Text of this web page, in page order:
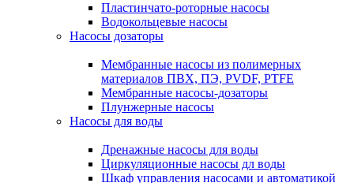
Пластинчато-роторные насосы
Водокольцевые насосы
Насосы дозаторы
Мембранные насосы из полимерных
материалов ПВХ, ПЭ, PVDF, PTFE
Мембранные насосы-дозаторы
Плунжерные насосы
Насосы для воды
Дренажные насосы для воды
Циркуляционные насосы дл воды
Шкаф управления насосами и автоматикой